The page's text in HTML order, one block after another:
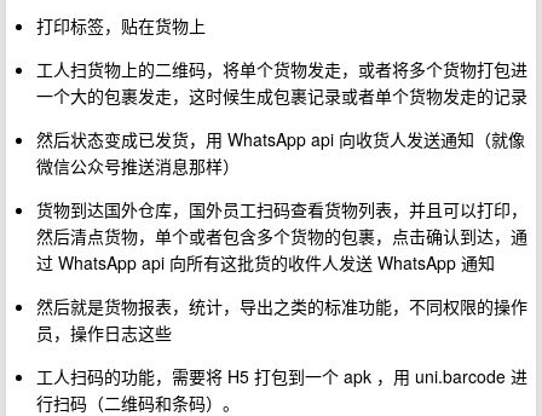
打印标签，贴在货物上
工人扫货物上的二维码，将单个货物发走，或者将多个货物打包进
一个大的包裹发走，这时候生成包裹记录或者单个货物发走的记录
然后状态变成已发货，用 WhatsApp api 向收货人发送通知（就像
微信公众号推送消息那样）
货物到达国外仓库，国外员工扫码查看货物列表，并且可以打印，
然后清点货物，单个或者包含多个货物的包裹，点击确认到达，通
过 WhatsApp api 向所有这批货的收件人发送 WhatsApp 通知
然后就是货物报表，统计，导出之类的标准功能，不同权限的操作
员，操作日志这些
工人扫码的功能，需要将 H5 打包到一个 apk ，用 uni.barcode 进
行扫码（二维码和条码）。